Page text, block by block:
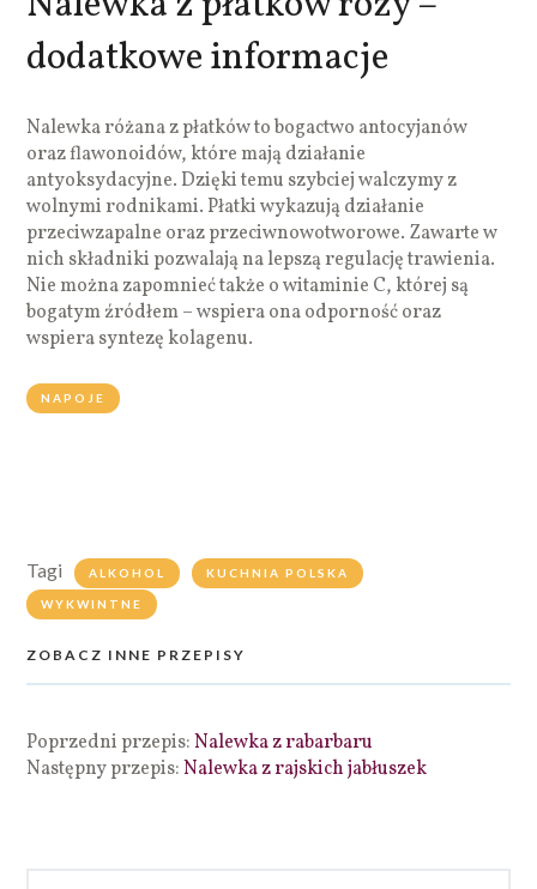
dodatkowe informacje
Nalewka różana z płatków to bogactwo antocyjanów
oraz flawonoidów, które mają działanie
antyoksydacyjne. Dzięki temu szybciej walczymy z
wolnymi rodnikami. Płatki wykazują działanie
przeciwzapalne oraz przeciwnowotworowe. Zawarte w
nich składniki pozwalają na lepszą regulację trawienia.
Nie można zapomnieć także o witaminie C, której są
bogatym źródłem – wspiera ona odporność oraz
wspiera syntezę kolagenu.
NAPOJE
Tagi ALKOHOL KUCHNIA POLSKA
WYKWINTNE
ZOBACZ INNE PRZEPISY
Poprzedni przepis:Nalewka z rabarbaru
Następny przepis:Nalewka z rajskich jabłuszek